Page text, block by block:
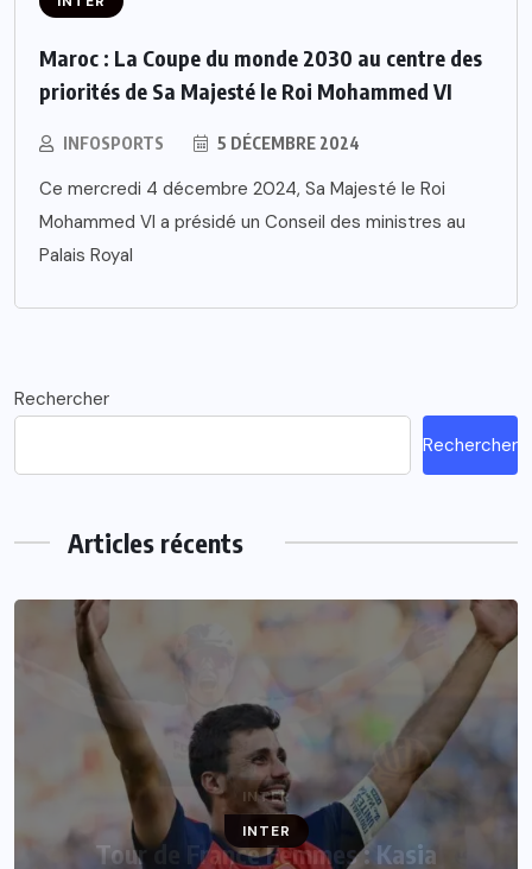
Maroc : La Coupe du monde 2030 au centre des
priorités de Sa Majesté le Roi Mohammed VI
INFOSPORTS 5 DÉCEMBRE 2024
Ce mercredi 4 décembre 2024, Sa Majesté le Roi
Mohammed VI a présidé un Conseil des ministres au
Palais Royal
Rechercher
Rechercher
Articles récents
INTER